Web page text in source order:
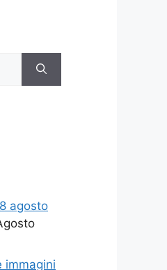
agosto
immagini